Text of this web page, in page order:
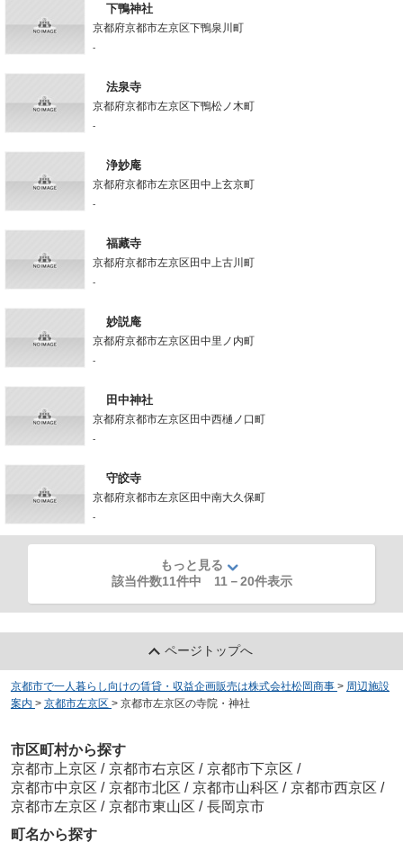
下鴨神社
京都府京都市左京区下鴨泉川町
-
法泉寺
京都府京都市左京区下鴨松ノ木町
-
浄妙庵
京都府京都市左京区田中上玄京町
-
福藏寺
京都府京都市左京区田中上古川町
-
妙説庵
京都府京都市左京区田中里ノ内町
-
田中神社
京都府京都市左京区田中西樋ノ口町
-
守皎寺
京都府京都市左京区田中南大久保町
-
もっと見る
該当件数11件中 11 －20件表示
ページトップへ
京都市で一人暮らし向けの賃貸・収益企画販売は株式会社松岡商事 > 周辺施設
案内 > 京都市左京区 > 京都市左京区の寺院・神社
市区町村から探す
京都市上京区 / 京都市右京区 / 京都市下京区 /
京都市中京区 / 京都市北区 / 京都市山科区 / 京都市西京区 /
京都市左京区 / 京都市東山区 / 長岡京市
町名から探す